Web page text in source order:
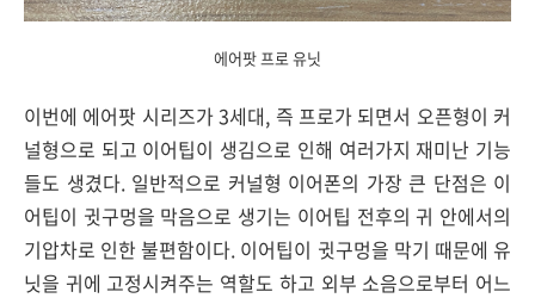
에어팟 프로 유닛
이번에 에어팟 시리즈가 3세대, 즉 프로가 되면서 오픈형이 커
널형으로 되고 이어팁이 생김으로 인해 여러가지 재미난 기능
들도 생겼다. 일반적으로 커널형 이어폰의 가장 큰 단점은 이
어팁이 귓구멍을 막음으로 생기는 이어팁 전후의 귀 안에서의
기압차로 인한 불편함이다. 이어팁이 귓구멍을 막기 때문에 유
닛을 귀에 고정시켜주는 역할도 하고 외부 소음으로부터 어느